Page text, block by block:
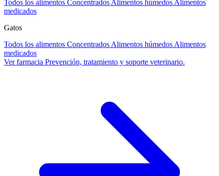
Todos los alimentos Concentrados Alimentos húmedos Alimentos
medicados
Gatos
Todos los alimentos Concentrados Alimentos húmedos Alimentos
medicados
Ver farmacia Prevención, tratamiento y soporte veterinario.